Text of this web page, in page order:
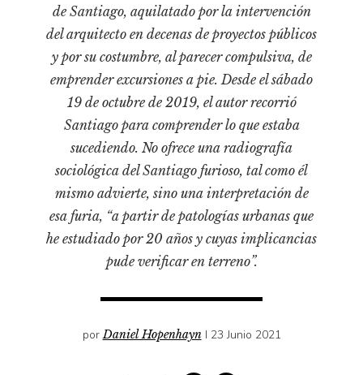
Libros usados
Medioambiente
Narrativas visuales
Pensamiento
Pensamiento ilustrado
Personaje
Personajes secundarios
Vidas paralelas
de Santiago, aquilatado por la intervención
del arquitecto en decenas de proyectos públicos
y por su costumbre, al parecer compulsiva, de
emprender excursiones a pie. Desde el sábado
19 de octubre de 2019, el autor recorrió
Santiago para comprender lo que estaba
sucediendo. No ofrece una radiografía
sociológica del Santiago furioso, tal como él
mismo advierte, sino una interpretación de
esa furia, “a partir de patologías urbanas que
he estudiado por 20 años y cuyas implicancias
pude verificar en terreno”.
porDaniel Hopenhayn I 23 Junio 2021